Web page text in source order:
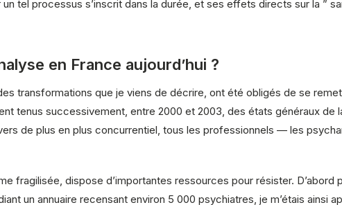
tel processus s’inscrit dans la durée, et ses effets directs sur la ”
en France aujourd’hui ?
transformations que je viens de décrire, ont été obligés de se
tenus successivement, entre 2000 et 2003, des états généraux de
de plus en plus concurrentiel, tous les professionnels — les
fragilisée, dispose d’importantes ressources pour résister. D’abord
un annuaire recensant environ 5 000 psychiatres, je m’étais ainsi